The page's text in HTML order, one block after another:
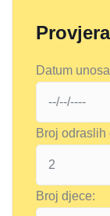
Datum
Broj odraslih
Broj djece: